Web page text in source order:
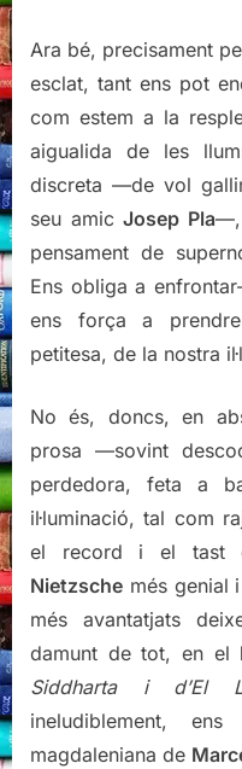
Ara bé, precisament
esclat, tant ens pot
com estem a la
aigualida de les
discreta —de vol
seu amicJosep Pla—,
pensament de
Ens obliga a
ens força a
petitesa, de la nostra
No és, doncs, en
prosa —sovint
perdedora, feta a
il·luminació, tal com
el record i el tast
Nietzsche més genial
més avantatjats
damunt de tot, en el
Siddharta i d’El
ineludiblement,
magdaleniana de